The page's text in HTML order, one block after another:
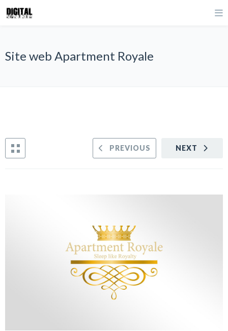
Site web Apartment Royale
NEXT
PREVIOUS